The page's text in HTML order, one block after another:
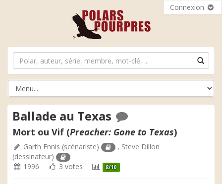
Connexion
Ballade au Texas
Mort ou Vif (Preacher: Gone to Texas)
Garth Ennis (scénariste) , Steve Dillon
(dessinateur)
1996
3 votes 8/10